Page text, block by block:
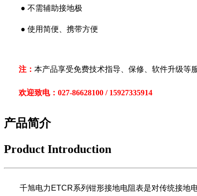
● 不需辅助接地极
● 使用简便、携带方便
注： 本产品享受免费技术指导、保修、软件升级等服
欢迎致电：027-86628100 / 15927335914
产品简介
Product Introduction
千旭电力ETCR系列钳形接地电阻表是对传统接地电